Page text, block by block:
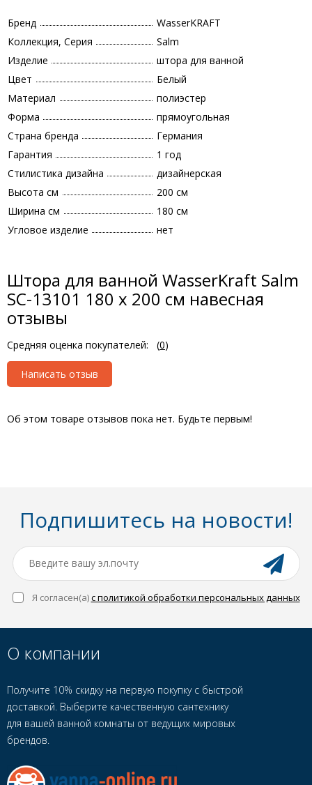
Бренд
WasserKRAFT
Коллекция, Серия
Salm
Изделие
штора для ванной
Цвет
Белый
Материал
полиэстер
Форма
прямоугольная
Страна бренда
Германия
Гарантия
1 год
Стилистика дизайна
дизайнерская
Высота см
200 см
Ширина см
180 см
Угловое изделие
нет
Штора для ванной WasserKraft Salm
SC-13101 180 x 200 см навесная
отзывы
Средняя оценка покупателей: (0)
Написать отзыв
Об этом товаре отзывов пока нет. Будьте первым!
Подпишитесь на новости!
Я согласен(a)с политикой обработки персональных данных
О компании
Получите 10% скидку на первую покупку с быстрой
доставкой. Выберите качественную сантехнику
для вашей ванной комнаты от ведущих мировых
брендов.